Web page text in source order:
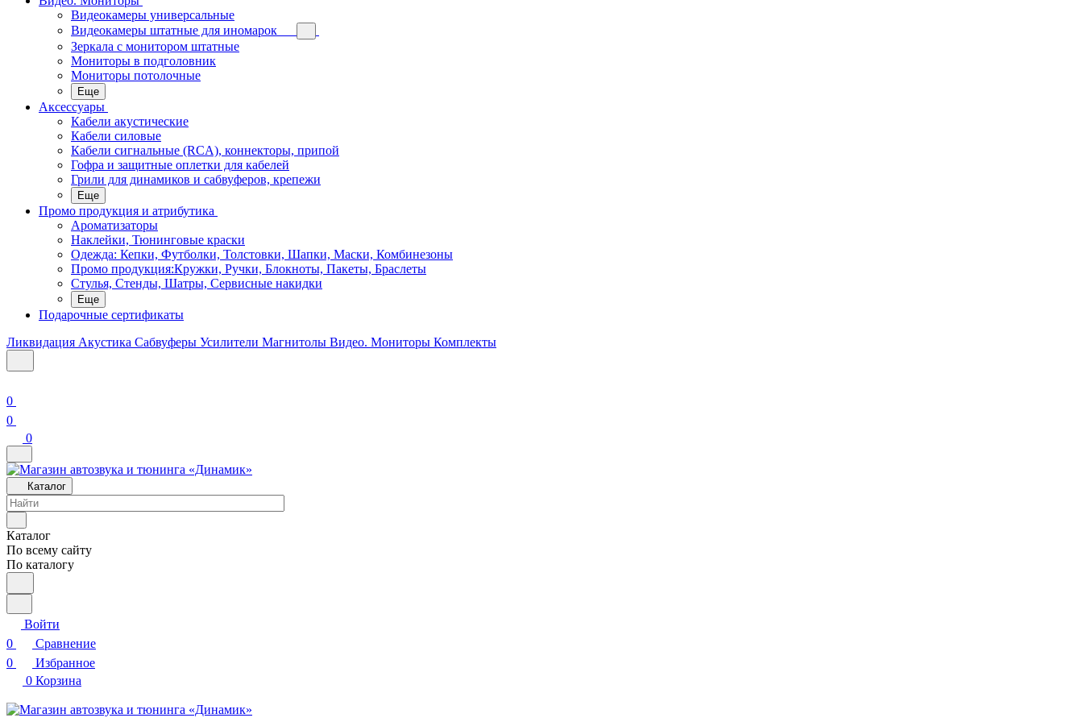
Видеокамеры универсальные
Видеокамеры штатные для иномарок
Зеркала с монитором штатные
Мониторы в подголовник
Мониторы потолочные
Еще
Аксессуары
Кабели акустические
Кабели силовые
Кабели сигнальные (RCA), коннекторы, припой
Гофра и защитные оплетки для кабелей
Грили для динамиков и сабвуферов, крепежи
Еще
Промо продукция и атрибутика
Ароматизаторы
Наклейки, Тюнинговые краски
Одежда: Кепки, Футболки, Толстовки, Шапки, Маски, Комбинезоны
Промо продукция:Кружки, Ручки, Блокноты, Пакеты, Браслеты
Стулья, Стенды, Шатры, Сервисные накидки
Еще
Подарочные сертификаты
Ликвидация Акустика Сабвуферы Усилители Магнитолы Видео. Мониторы Комплекты
0
0
0
Каталог
Каталог
По всему сайту
По каталогу
Войти
0
Сравнение
0
Избранное
0 Корзина